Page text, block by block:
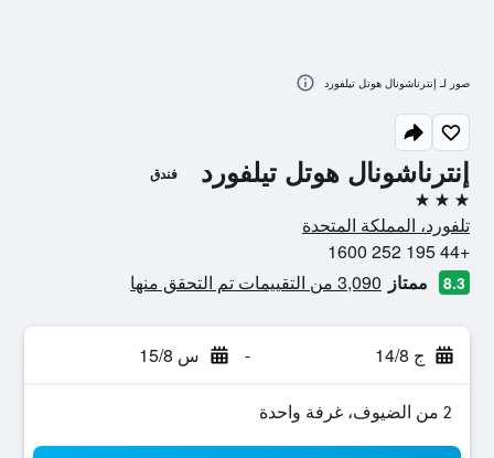
إنترناشونال هوتل تيلفورد فندق
3 نجوم
تلفورد، المملكة المتحدة
+44 195 252 1600
8.3 ممتاز 3,090 من التقييمات تم التحقق منها
ج 14/8 - س 15/8
2 من الضيوف، غرفة واحدة
صور لـ إنترناشونال هوتل تيلفورد